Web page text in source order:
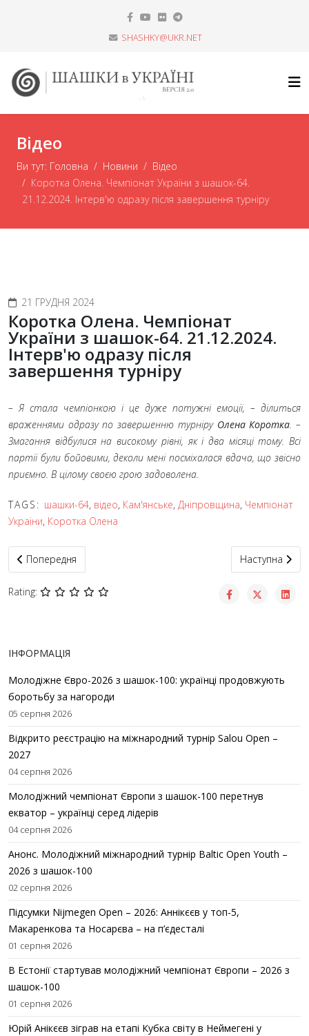
SHASHKY@UKR.NET
Відео
Ви тут: Головна Новини
Відео
Коротка Олена. Чемпіонат України з шашок-64.
21.12.2024. Інтерв'ю одразу після завершення турніру
21 ГРУДНЯ 2024
Коротка Олена. Чемпіонат
України з шашок-64. 21.12.2024.
Інтерв'ю одразу після
завершення турніру
– Я стала чемпіонкою і це дуже потужні емоції, – ділиться
враженнями одразу по завершенню турніру Олена Коротка. –
Змагання відбулися на високому рівні, як і два місяці тому. Всі
партії були бойовими, деколи мені посміхалася вдача, що звісно
приємно. В цілому своєю грою задоволена.
TAGS: шашки-64, відео, Кам'янське, Дніпровщина, Чемпіонат
України, Коротка Олена
Попередня стаття: Горобець Віктор. Чемпіонат України з
Попередня Наступна
Наступна
Rating:
ІНФОРМАЦІЯ
Молодіжне Євро-2026 з шашок-100: українці продовжують
боротьбу за нагороди
05 серпня 2026
Відкрито реєстрацію на міжнародний турнір Salou Open –
2027
04 серпня 2026
Молодіжний чемпіонат Європи з шашок-100 перетнув
екватор – українці серед лідерів
04 серпня 2026
Анонс. Молодіжний міжнародний турнір Baltic Open Youth –
2026 з шашок-100
02 серпня 2026
Підсумки Nijmegen Open – 2026: Аннікєєв у топ-5,
Макаренкова та Носарєва – на п’єдесталі
01 серпня 2026
В Естонії стартував молодіжний чемпіонат Європи – 2026 з
шашок-100
01 серпня 2026
Юрій Анікєєв зіграв на етапі Кубка світу в Неймегені у